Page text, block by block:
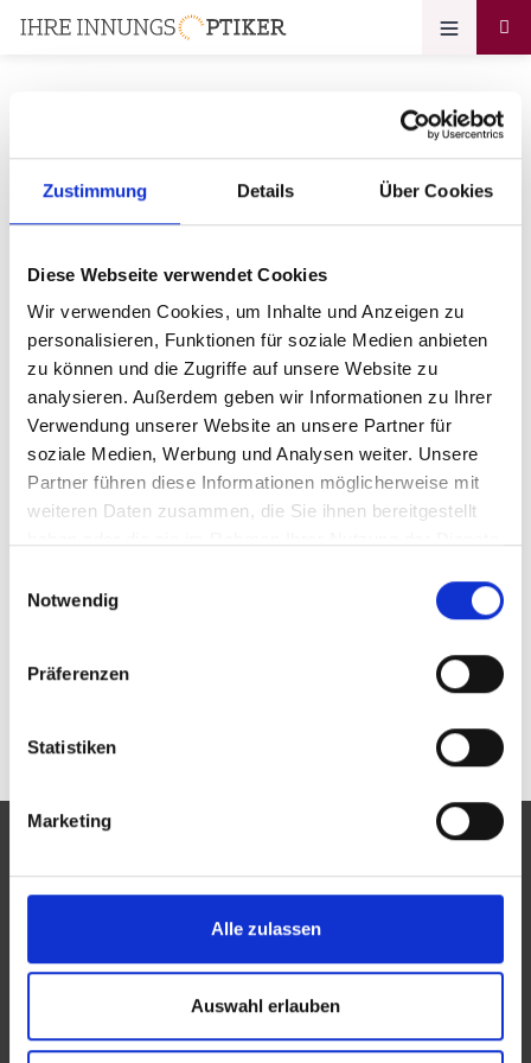
Zustimmung Details Über Cookies
Diese Webseite verwendet Cookies
Wir verwenden Cookies, um Inhalte und Anzeigen zu
personalisieren, Funktionen für soziale Medien anbieten
zu können und die Zugriffe auf unsere Website zu
analysieren. Außerdem geben wir Informationen zu Ihrer
Verwendung unserer Website an unsere Partner für
soziale Medien, Werbung und Analysen weiter. Unsere
Partner führen diese Informationen möglicherweise mit
weiteren Daten zusammen, die Sie ihnen bereitgestellt
Notwendig
Präferenzen
Statistiken
Marketing
Alle zulassen
Auswahl erlauben
Ihr Zugang zum
Optikerprofil
OPTIKER NEESE e.K. Inh.
Stephanie Schumacher
Bitte geben Sie Ihr Passwort ein:
Sie sind nicht OPTIKER NEESE e.K. Inh. Stephanie
Schumacher? Zur allgemeinen Suche.
Eine Aktion des Zentralverbandes der Augenoptiker und
Optometristen (ZVA)
Der ZVA ist ein Bundesinnungsverband, seine Mitglieder
sind die Landesinnungsverbände und Landesinnungen